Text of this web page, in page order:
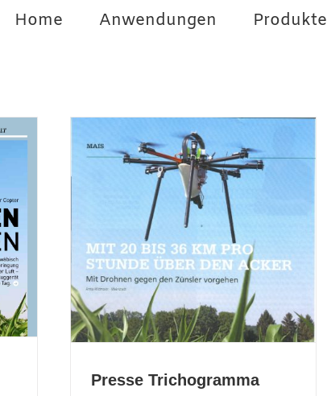
Home Anwendungen Produkte
Presse Trichogramma